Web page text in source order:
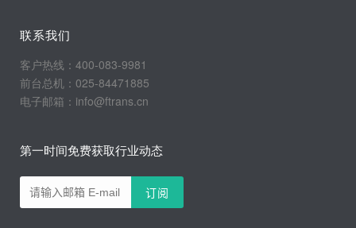
联系我们
客户热线：400-083-9981
前台总机：025-84471885
电子邮箱：info@ftrans.cn
第一时间免费获取行业动态